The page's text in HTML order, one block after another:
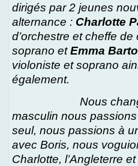
dirigés par 2 jeunes
alternance : Charlotte
d’orchestre et cheffe
soprano etEmma
violoniste et soprano
également.
Nous
masculin nous
seul, nous passions à
avec Boris, nous
Charlotte, l’Angleterre